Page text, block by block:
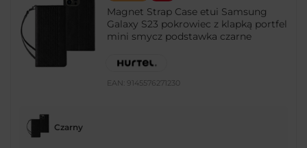
Magnet Strap Case etui Samsung
Galaxy S23 pokrowiec z klapką portfel
mini smycz podstawka czarne
EAN: 9145576271230
Czarny